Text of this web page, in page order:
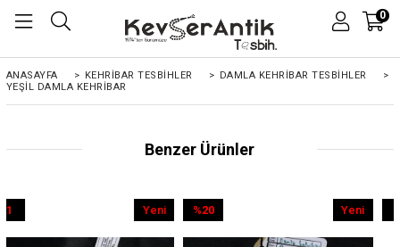
0
ANASAYFA > KEHRIBAR TESBIHLER > DAMLA KEHRİBAR TESBİHLER
>
YEŞIL DAMLA KEHRIBAR
Benzer Ürünler
%20
%9